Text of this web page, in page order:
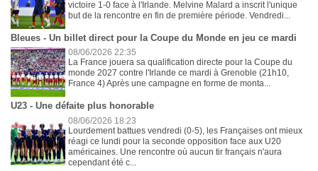
victoire 1-0 face à l'Irlande. Melvine Malard a inscrit l'unique
but de la rencontre en fin de première période. Vendredi...
Bleues - Un billet direct pour la Coupe du Monde en jeu ce mardi
08/06/2026 22:35
La France jouera sa qualification directe pour la Coupe du
monde 2027 contre l'Irlande ce mardi à Grenoble (21h10,
France 4) Après une campagne en forme de monta...
U23 - Une défaite plus honorable
08/06/2026 18:23
Lourdement battues vendredi (0-5), les Françaises ont mieux
réagi ce lundi pour la seconde opposition face aux U20
américaines. Une rencontre où aucun tir français n'aura
cependant été c...